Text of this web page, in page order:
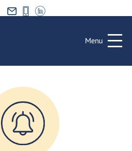
Menu